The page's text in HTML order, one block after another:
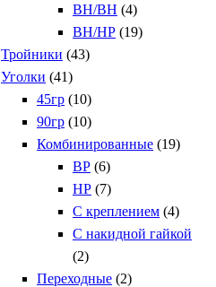
ВН/ВН (4)
ВН/НР (19)
Тройники (43)
Уголки (41)
45гр (10)
90гр (10)
Комбинированные (19)
ВР (6)
НР (7)
С креплением (4)
С накидной гайкой
(2)
Переходные (2)